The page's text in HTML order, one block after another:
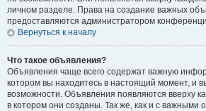
личном разделе. Права на создание важных
предоставляются администратором
Вернуться к началу
Что такое объявления?
Объявления чаще всего содержат важную
котором вы находитесь в настоящий момент, и
возможности. Объявления появляются вверху
в котором они созданы. Так же, как и с важными